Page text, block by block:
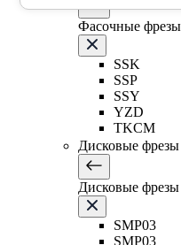
Фасочные
SSK
SSP
SSY
YZD
TKCM
Дисковые
Дисковые
SMP03
SMP03